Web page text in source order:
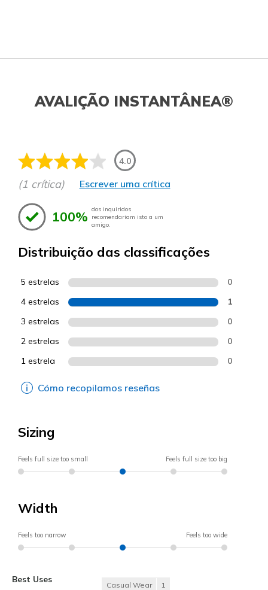
AVALIÇÃO INSTANTÂNEA®
4.0
(1 crítica) Escrever uma crítica
100% dos inquiridos
recomendariam isto a um
amigo.
Distribuição das classificações
5 estrelas 0
4 estrelas 1
3 estrelas 0
2 estrelas 0
1 estrela 0
Cómo recopilamos reseñas
Sizing
Feels full size too small Feels full size too big
Width
Feels too narrow Feels too wide
Best Uses
Casual Wear 1